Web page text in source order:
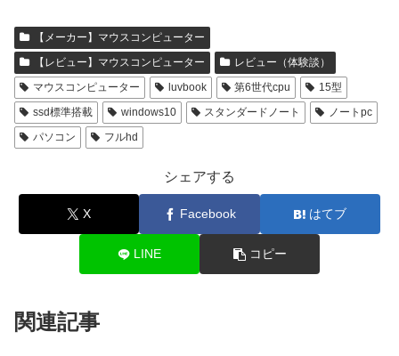
【メーカー】マウスコンピューター
【レビュー】マウスコンピューター
レビュー（体験談）
マウスコンピューター
luvbook 第6世代cpu
15型
ssd標準搭載
windows10 スタンダードノート
ノートpc
パソコン
フルhd
シェアする
X Facebook はてブ
LINE コピー
関連記事